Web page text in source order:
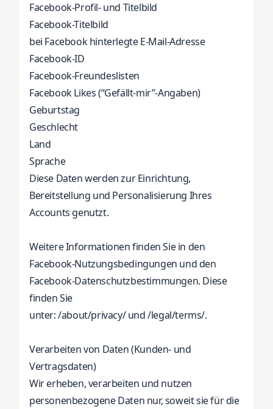
Facebook-Profil- und Titelbild
Facebook-Titelbild
bei Facebook hinterlegte E-Mail-Adresse
Facebook-ID
Facebook-Freundeslisten
Facebook Likes (“Gefällt-mir”-Angaben)
Geburtstag
Geschlecht
Land
Sprache
Diese Daten werden zur Einrichtung,
Bereitstellung und Personalisierung Ihres
Accounts genutzt.
Weitere Informationen finden Sie in den
Facebook-Nutzungsbedingungen und den
Facebook-Datenschutzbestimmungen. Diese
finden Sie
unter:/about/privacy/und/legal/terms/.
Verarbeiten von Daten (Kunden- und
Vertragsdaten)
Wir erheben, verarbeiten und nutzen
personenbezogene Daten nur, soweit sie für die